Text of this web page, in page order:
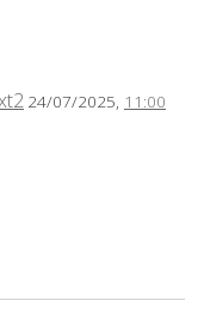
24/07/2025, 11:00